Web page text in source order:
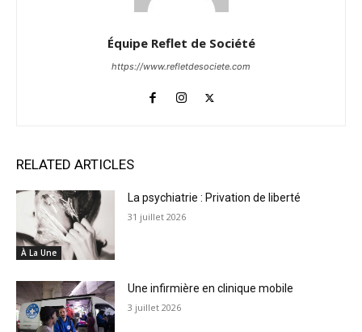
Équipe Reflet de Société
https://www.refletdesociete.com
RELATED ARTICLES
À La Une
La psychiatrie : Privation de liberté
31 juillet 2026
Une infirmière en clinique mobile
3 juillet 2026